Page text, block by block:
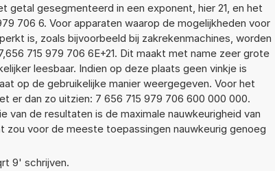
getal gesegmenteerd in een exponent, hier 21, en het
706 6. Voor apparaten waarop de mogelijkheden voor
is, zoals bijvoorbeeld bij zakrekenmachines, worden
715 979 706 6E+21. Dit maakt met name zeer grote
leesbaar. Indien op deze plaats geen vinkje is
op de gebruikelijke manier weergegeven. Voor het
er dan zo uitzien: 7 656 715 979 706 600 000 000.
van de resultaten is de maximale nauwkeurigheid van
zou voor de meeste toepassingen nauwkeurig genoeg
9' schrijven.